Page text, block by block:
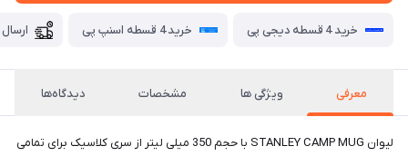
خرید 4 قسطه دیجی پی خرید 4 قسطه اسنپ پی
معرفی ویژگی ها مشخصات دیدگاه‌ها
لیوان STANLEY CAMP MUG با حجم 350 میلی لیتر از سری کلاسیک برای تمامی